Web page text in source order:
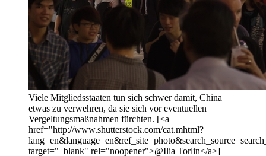
Viele Mitgliedsstaaten tun sich schwer damit, China
etwas zu verwehren, da sie sich vor eventuellen
Vergeltungsmaßnahmen fürchten. [<a
href="http://www.shutterstock.com/cat.mhtml?
target="_blank" rel="noopener">@Ilia Torlin</a>]